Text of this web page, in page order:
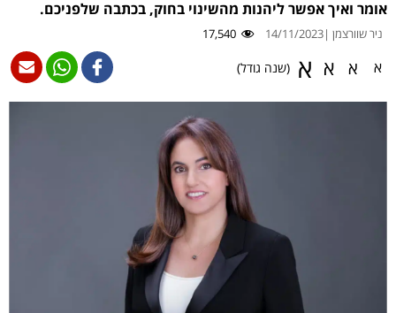
אומר ואיך אפשר ליהנות מהשינוי בחוק, בכתבה שלפניכם.
ניר שוורצמן |14/11/2023
17,540
א א א א (שנה גודל)